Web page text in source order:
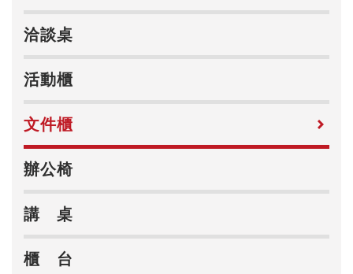
洽談桌
活動櫃
文件櫃
辦公椅
講 桌
櫃 台